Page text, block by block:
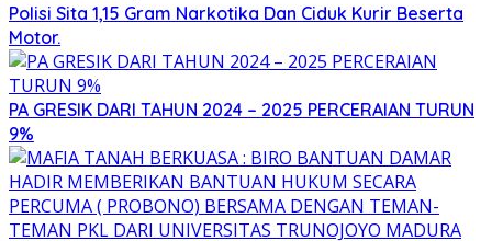
Polisi Sita 1,15 Gram Narkotika Dan Ciduk Kurir Beserta
Motor.
PA GRESIK DARI TAHUN 2024 – 2025 PERCERAIAN TURUN
9%